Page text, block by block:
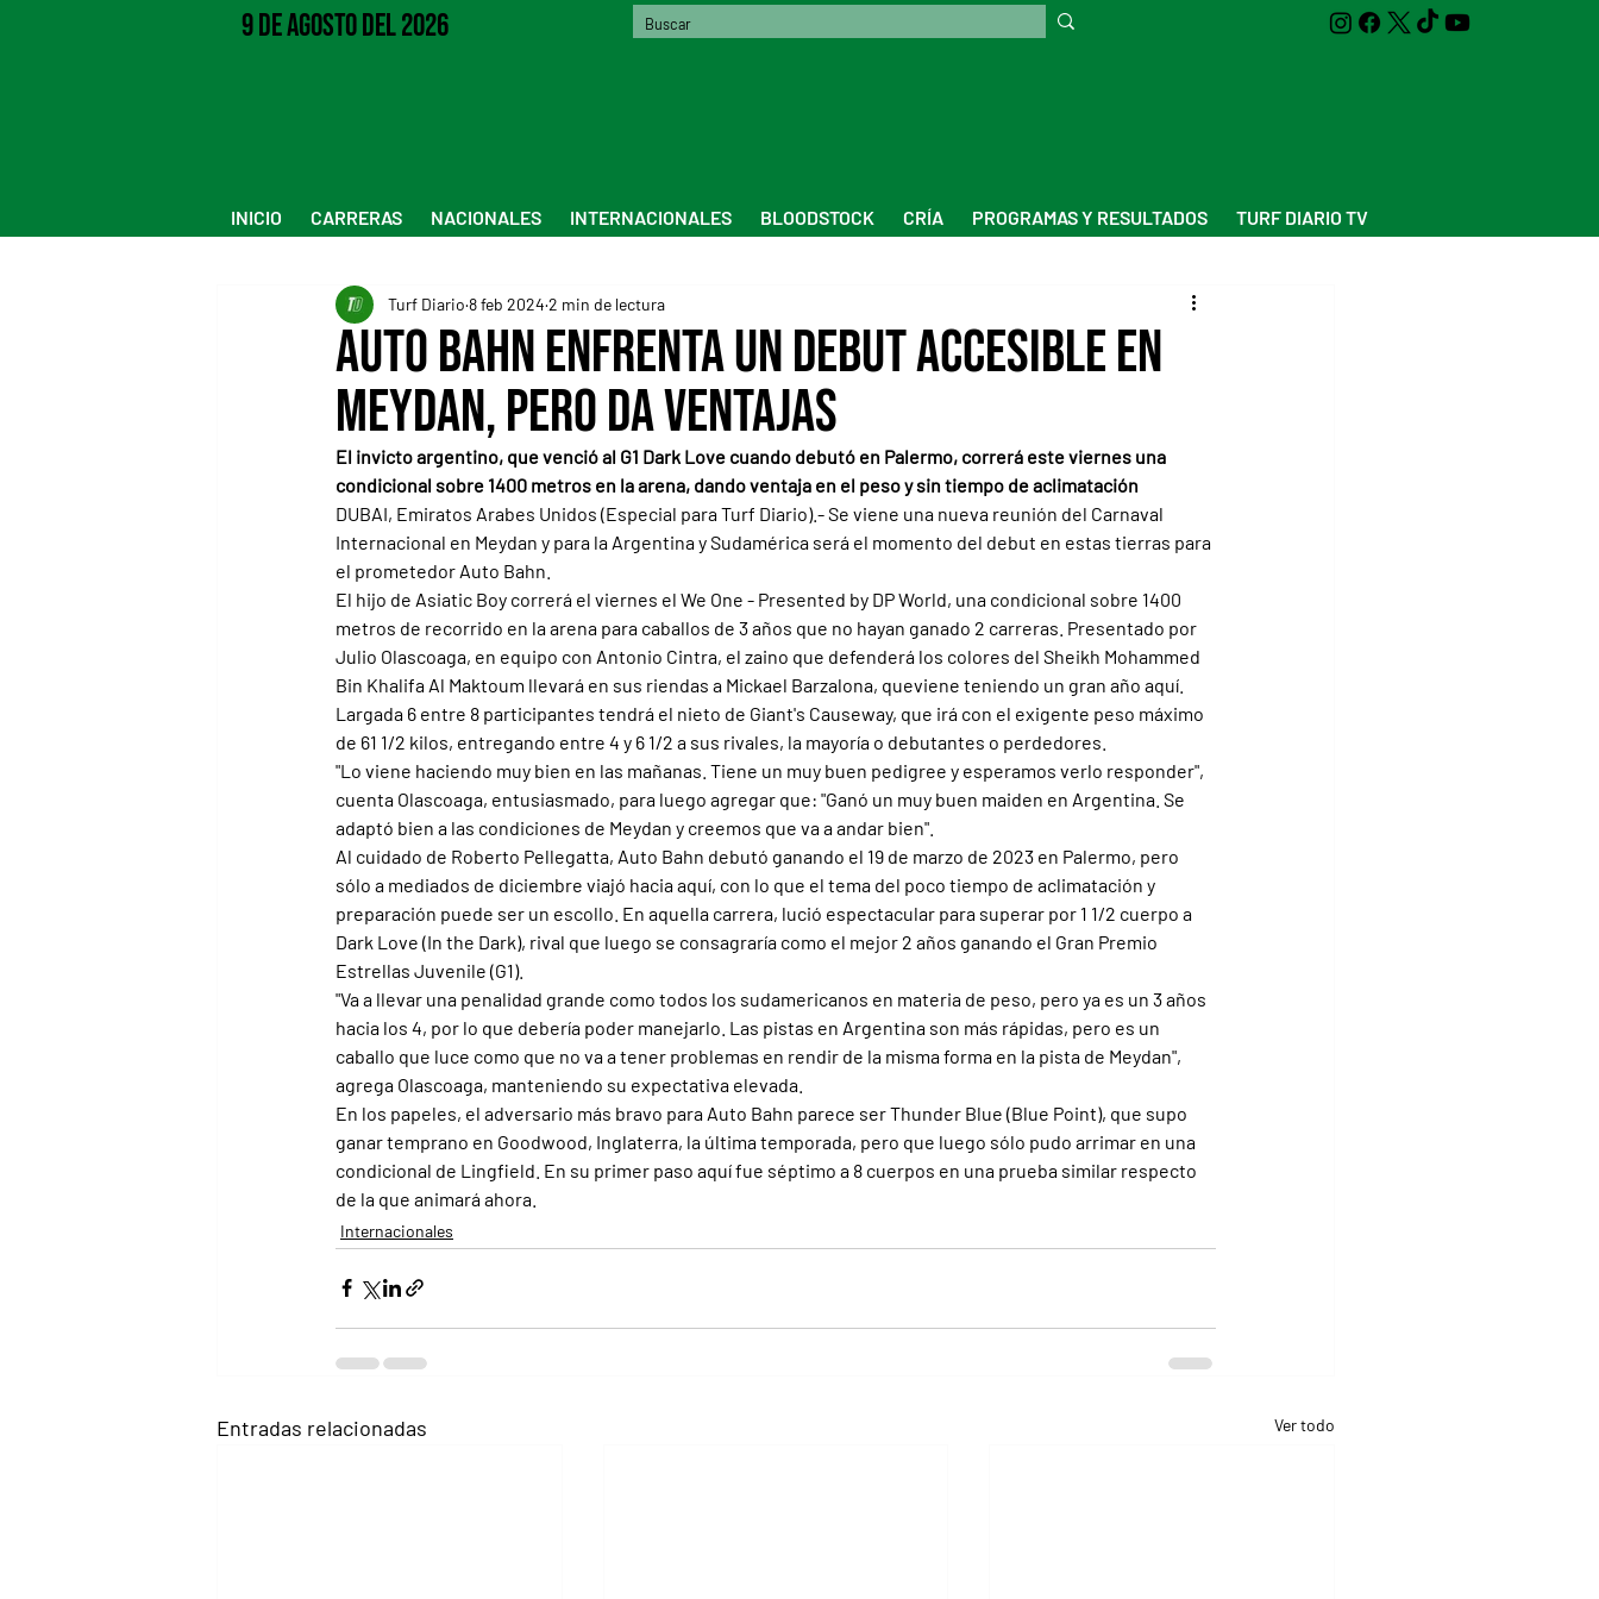
9 de Agosto del 2026
INICIO CARRERAS NACIONALES INTERNACIONALES BLOODSTOCK CRÍA PROGRAMAS Y RESULTADOS TURF DIARIO TV
Auto Bahn enfrenta un debut accesible en
Meydan, pero da ventajas
Turf Diario 8 feb 2024 2 min de lectura
El invicto argentino, que venció al G1 Dark Love cuando debutó en Palermo, correrá este viernes una
condicional sobre 1400 metros en la arena, dando ventaja en el peso y sin tiempo de aclimatación
DUBAI, Emiratos Arabes Unidos (Especial para Turf Diario).- Se viene una nueva reunión del Carnaval
Internacional en Meydan y para la Argentina y Sudamérica será el momento del debut en estas tierras para
el prometedor Auto Bahn.
El hijo de Asiatic Boy correrá el viernes el We One - Presented by DP World, una condicional sobre 1400
metros de recorrido en la arena para caballos de 3 años que no hayan ganado 2 carreras. Presentado por
Julio Olascoaga, en equipo con Antonio Cintra, el zaino que defenderá los colores del Sheikh Mohammed
Bin Khalifa Al Maktoum llevará en sus riendas a Mickael Barzalona, queviene teniendo un gran año aquí.
Largada 6 entre 8 participantes tendrá el nieto de Giant's Causeway, que irá con el exigente peso máximo
de 61 1/2 kilos, entregando entre 4 y 6 1/2 a sus rivales, la mayoría o debutantes o perdedores.
"Lo viene haciendo muy bien en las mañanas. Tiene un muy buen pedigree y esperamos verlo responder",
cuenta Olascoaga, entusiasmado, para luego agregar que: "Ganó un muy buen maiden en Argentina. Se
adaptó bien a las condiciones de Meydan y creemos que va a andar bien".
Al cuidado de Roberto Pellegatta, Auto Bahn debutó ganando el 19 de marzo de 2023 en Palermo, pero
sólo a mediados de diciembre viajó hacia aquí, con lo que el tema del poco tiempo de aclimatación y
preparación puede ser un escollo. En aquella carrera, lució espectacular para superar por 1 1/2 cuerpo a
Dark Love (In the Dark), rival que luego se consagraría como el mejor 2 años ganando el Gran Premio
Estrellas Juvenile (G1).
"Va a llevar una penalidad grande como todos los sudamericanos en materia de peso, pero ya es un 3 años
hacia los 4, por lo que debería poder manejarlo. Las pistas en Argentina son más rápidas, pero es un
caballo que luce como que no va a tener problemas en rendir de la misma forma en la pista de Meydan",
agrega Olascoaga, manteniendo su expectativa elevada.
En los papeles, el adversario más bravo para Auto Bahn parece ser Thunder Blue (Blue Point), que supo
ganar temprano en Goodwood, Inglaterra, la última temporada, pero que luego sólo pudo arrimar en una
condicional de Lingfield. En su primer paso aquí fue séptimo a 8 cuerpos en una prueba similar respecto
de la que animará ahora.
Internacionales
Entradas relacionadas Ver todo